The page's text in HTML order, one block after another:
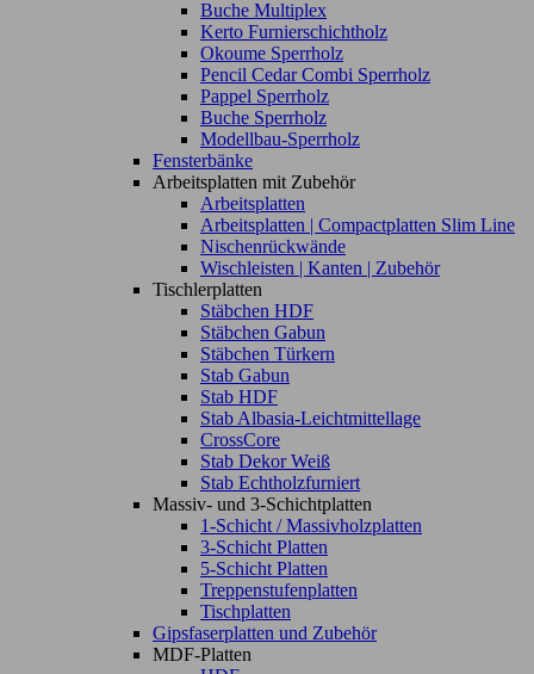
Buche Multiplex
Kerto Furnierschichtholz
Okoume Sperrholz
Pencil Cedar Combi Sperrholz
Pappel Sperrholz
Buche Sperrholz
Modellbau-Sperrholz
Fensterbänke
Arbeitsplatten mit Zubehör
Arbeitsplatten
Arbeitsplatten | Compactplatten Slim Line
Nischenrückwände
Wischleisten | Kanten | Zubehör
Tischlerplatten
Stäbchen HDF
Stäbchen Gabun
Stäbchen Türkern
Stab Gabun
Stab HDF
Stab Albasia-Leichtmittellage
CrossCore
Stab Dekor Weiß
Stab Echtholzfurniert
Massiv- und 3-Schichtplatten
1-Schicht / Massivholzplatten
3-Schicht Platten
5-Schicht Platten
Treppenstufenplatten
Tischplatten
Gipsfaserplatten und Zubehör
MDF-Platten